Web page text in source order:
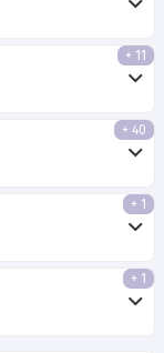
+ 11
+ 40
+ 1
+ 1